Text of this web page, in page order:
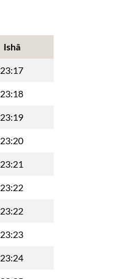
Ishâ
23:17
23:18
23:19
23:20
23:21
23:22
23:22
23:23
23:24